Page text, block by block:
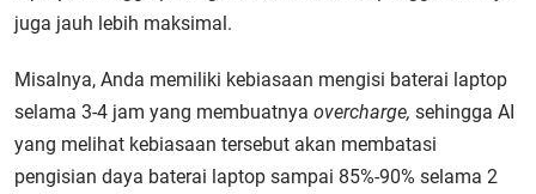
juga jauh lebih maksimal.
Misalnya, Anda memiliki kebiasaan mengisi baterai laptop
selama 3-4 jam yang membuatnya overcharge, sehingga AI
yang melihat kebiasaan tersebut akan membatasi
pengisian daya baterai laptop sampai 85%-90% selama 2